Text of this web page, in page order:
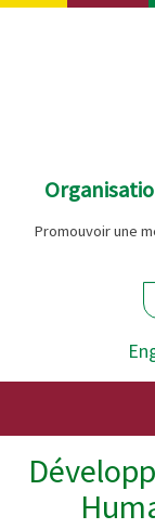
Aller
Promouvoir une